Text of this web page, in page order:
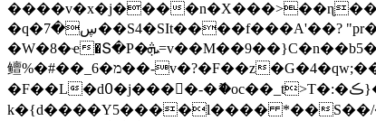
����v�x�j���
�q�ڛ�7��S4�SIt����f���A'��? "pr�\�����f���e3]^4�BL9��^���_?=9������.C�!J�{)U����+��R��G)���!
�W�8�ҽ�Տ�P�ܞ=v��M��9��}C�n��b5��^�T˛�gߺ���=�?�p3�]uҬ���0�3� �/Т'��zr�����p�����?\��bs�_<���XM�u
�F��L�d߀�ј����-�ޮ�oc��_t>T�:�ڪ}��R�(Fj8�?x�c1x���`��v��?��?hW�v�6?�F����ۑ���H@㖷
k�{d����Y5����l���� *��S��/